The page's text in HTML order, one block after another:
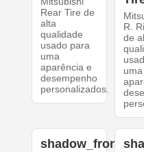
Rear Tire de
alta
qualidade
usado para
uma
aparência e
desempenho
personalizados.
R.
de
uma